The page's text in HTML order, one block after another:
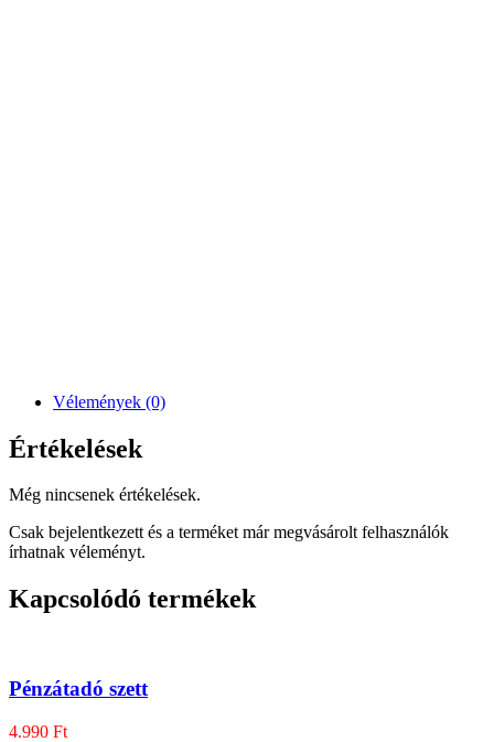
Vélemények (0)
Értékelések
Még nincsenek értékelések.
Csak bejelentkezett és a terméket már megvásárolt felhasználók
írhatnak véleményt.
Kapcsolódó termékek
Pénzátadó szett
4.990 Ft